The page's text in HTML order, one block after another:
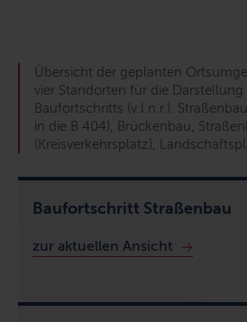
Übersicht der geplanten
vier Standorten für die Darstellung
Baufortschritts (v.l.n.r.):
in die B 404), Brückenbau,
(Kreisverkehrsplatz),
Baufortschritt Straßenbau
zur aktuellen Ansicht